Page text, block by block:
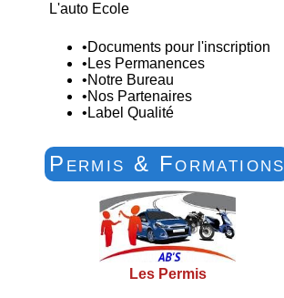
L'auto Ecole
•Documents pour l'inscription
• Les Permanences
•Notre Bureau
•Nos Partenaires
• Label Qualité
Permis & Formations
Les Permis